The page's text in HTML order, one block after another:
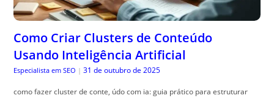
Como Criar Clusters de Conteúdo
Usando Inteligência Artificial
Especialista em SEO | 31 de outubro de 2025
como fazer cluster de conte, údo com ia: guia prático para estruturar